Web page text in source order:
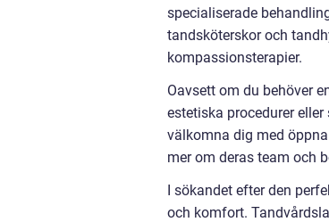
specialiserade
tandsköterskor och
kompassionsterapier.
Oavsett om du behöver
estetiska procedurer
välkomna dig med
mer om deras team och
I sökandet efter den
och komfort.